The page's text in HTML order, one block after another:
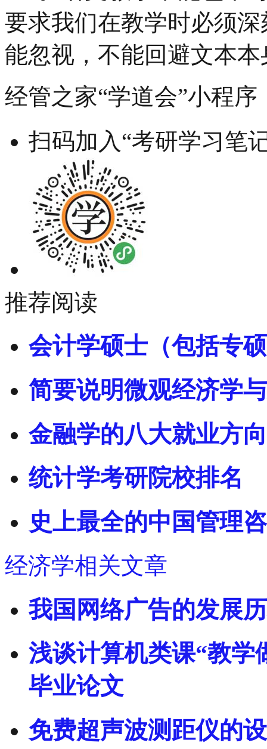
要求我们在教学时必须
能忽视，不能回避文本
经管之家“学道会”小程序
扫码加入“考研学习笔
推荐阅读
会计学硕士（包括专
简要说明微观经济学
金融学的八大就业方
统计学考研院校排名
史上最全的中国管理
经济学相关文章
我国网络广告的发展
浅谈计算机类课“教学
毕业论文
免费超声波测距仪的